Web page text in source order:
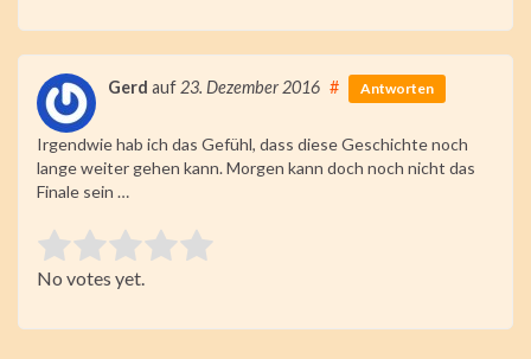
Gerd auf 23. Dezember 2016 # Antworten
Irgendwie hab ich das Gefühl, dass diese Geschichte noch
lange weiter gehen kann. Morgen kann doch noch nicht das
Finale sein …
Rate this item:
Submit Rating
No votes yet.